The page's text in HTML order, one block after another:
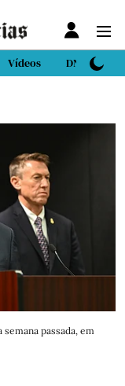
Vídeos DN Sport
passada, em